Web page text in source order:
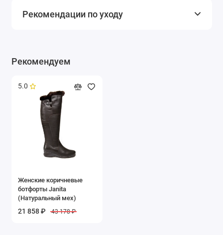
Рекомендации по уходу
Рекомендуем
5.0
Женские коричневые
ботфорты Janita
(Натуральный мех)
21 858 ₽ 43 178 ₽